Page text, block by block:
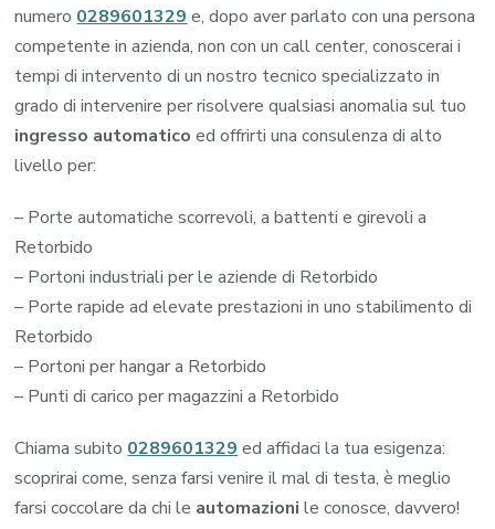
numero 0289601329 e, dopo aver parlato con una persona
competente in azienda, non con un call center, conoscerai i
tempi di intervento di un nostro tecnico specializzato in
grado di intervenire per risolvere qualsiasi anomalia sul tuo
ingresso automatico ed offrirti una consulenza di alto
livello per:
– Porte automatiche scorrevoli, a battenti e girevoli a
Retorbido
– Portoni industriali per le aziende di Retorbido
– Porte rapide ad elevate prestazioni in uno stabilimento di
Retorbido
– Portoni per hangar a Retorbido
– Punti di carico per magazzini a Retorbido
Chiama subito 0289601329 ed affidaci la tua esigenza:
scoprirai come, senza farsi venire il mal di testa, è meglio
farsi coccolare da chi le automazioni le conosce, davvero!